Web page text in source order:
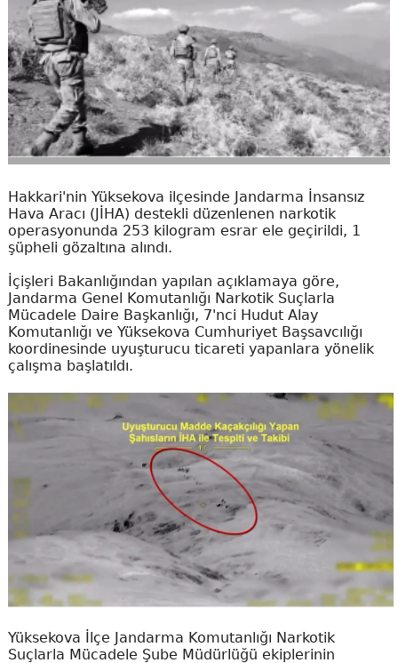
Hakkari'nin Yüksekova ilçesinde Jandarma İnsansız
Hava Aracı (JİHA) destekli düzenlenen narkotik
operasyonunda 253 kilogram esrar ele geçirildi, 1
şüpheli gözaltına alındı.
İçişleri Bakanlığından yapılan açıklamaya göre,
Jandarma Genel Komutanlığı Narkotik Suçlarla
Mücadele Daire Başkanlığı, 7'nci Hudut Alay
Komutanlığı ve Yüksekova Cumhuriyet Başsavcılığı
koordinesinde uyuşturucu ticareti yapanlara yönelik
çalışma başlatıldı.
Yüksekova İlçe Jandarma Komutanlığı Narkotik
Suçlarla Mücadele Şube Müdürlüğü ekiplerinin